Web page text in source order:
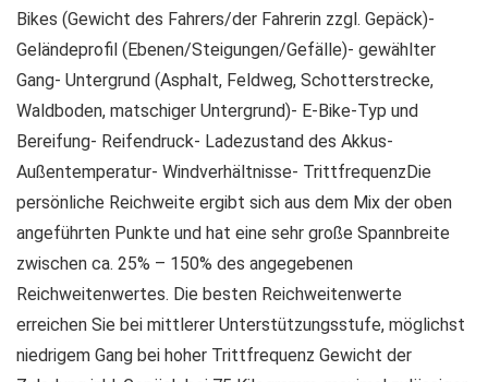
Bikes (Gewicht des Fahrers/der Fahrerin zzgl. Gepäck)-
Geländeprofil (Ebenen/Steigungen/Gefälle)- gewählter
Gang- Untergrund (Asphalt, Feldweg, Schotterstrecke,
Waldboden, matschiger Untergrund)- E-Bike-Typ und
Bereifung- Reifendruck- Ladezustand des Akkus-
Außentemperatur- Windverhältnisse- TrittfrequenzDie
persönliche Reichweite ergibt sich aus dem Mix der oben
angeführten Punkte und hat eine sehr große Spannbreite
zwischen ca. 25% – 150% des angegebenen
Reichweitenwertes. Die besten Reichweitenwerte
erreichen Sie bei mittlerer Unterstützungsstufe, möglichst
niedrigem Gang bei hoher Trittfrequenz Gewicht der